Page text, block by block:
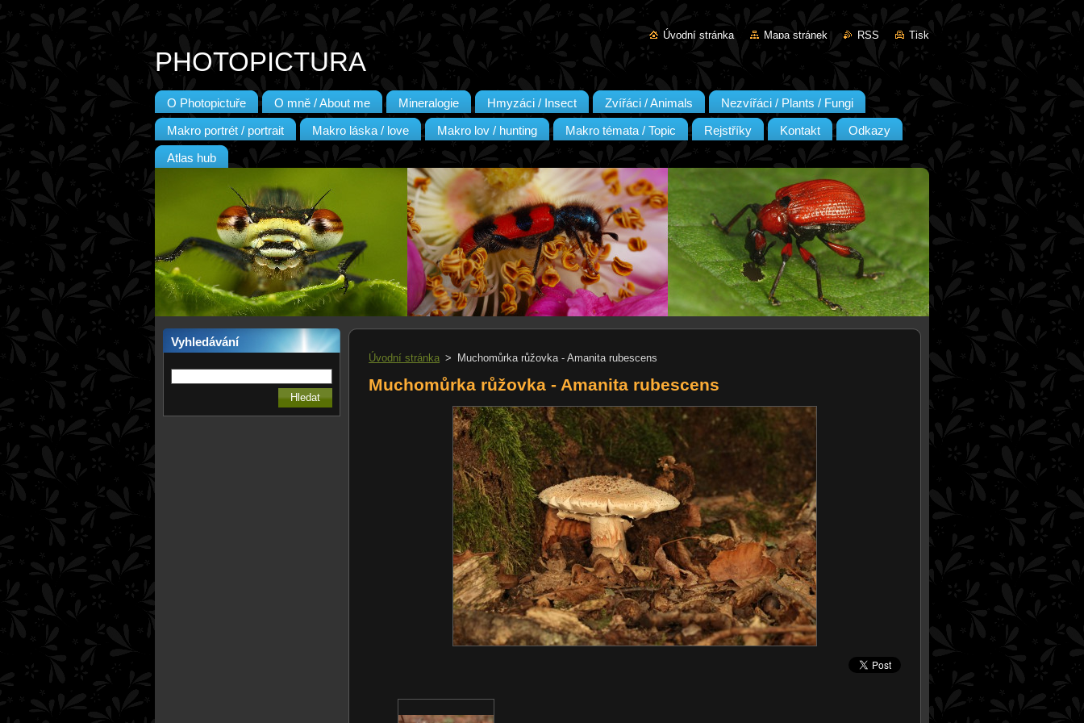
Úvodní stránka Mapa stránek RSS Tisk
PHOTOPICTURA
O Photopictuře O mně / About me Mineralogie Hmyzáci / Insect Zvířáci / Animals Nezvířáci / Plants / Fungi
Makro portrét / portrait Makro láska / love Makro lov / hunting Makro témata / Topic Rejstříky Kontakt Odkazy
Atlas hub
Vyhledávání
Úvodní stránka > Muchomůrka růžovka - Amanita rubescens
Muchomůrka růžovka - Amanita rubescens